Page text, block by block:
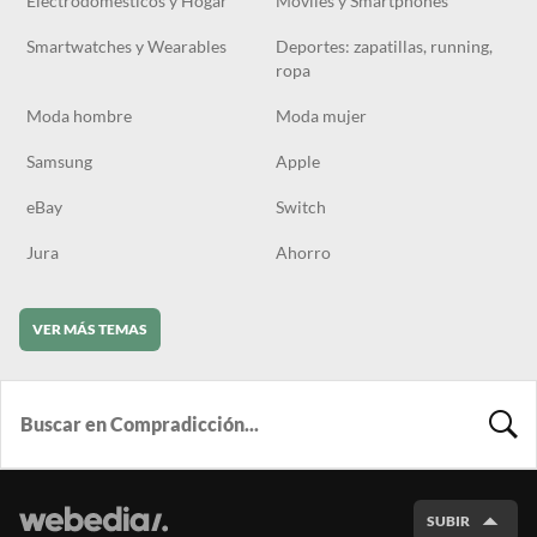
Smartwatches y Wearables
Deportes: zapatillas, running,
ropa
Moda hombre Moda mujer
Samsung Apple
eBay Switch
Jura Ahorro
VER MÁS TEMAS
SUBIR